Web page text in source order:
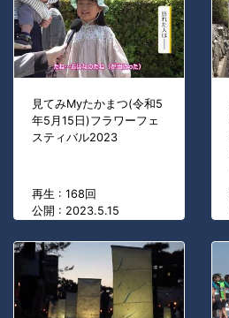
見てみMyたかまつ(令和5
年5月15日)フラワーフェ
スティバル2023
再生 : 168回
公開 : 2023.5.15